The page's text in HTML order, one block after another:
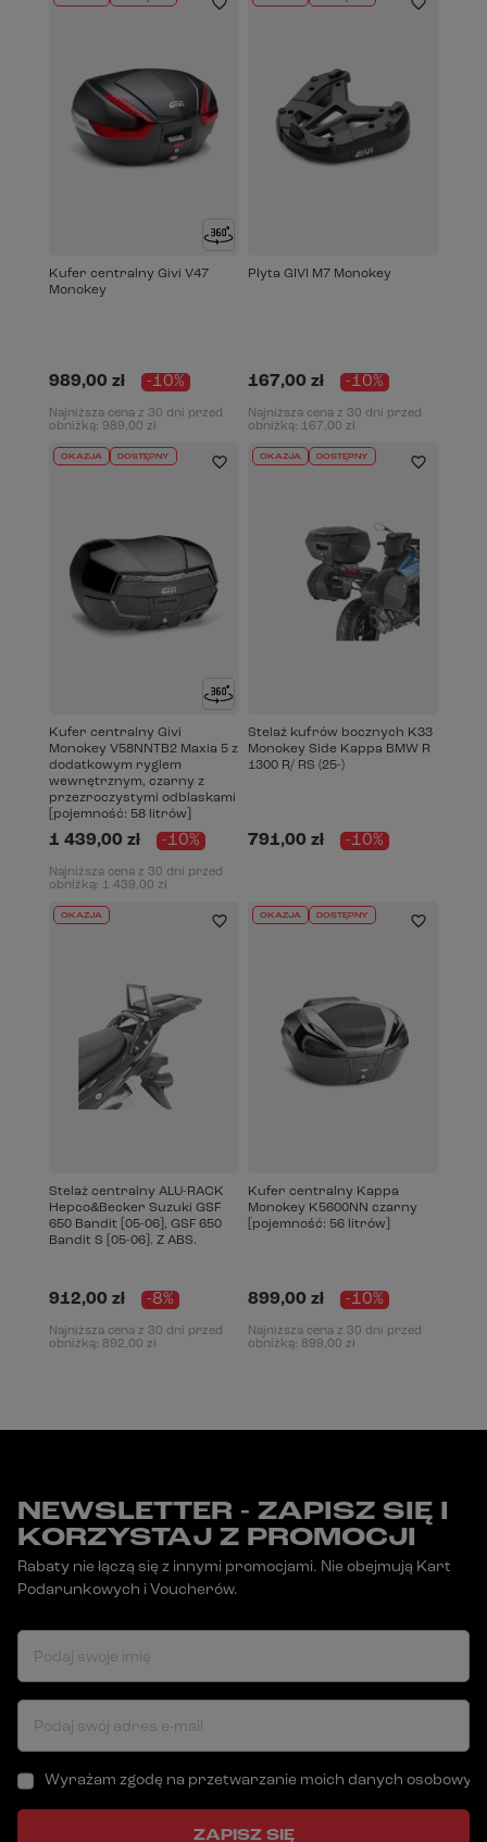
Kufer centralny Givi V47
Monokey
989,00 zł -10%
Najniższa cena z 30 dni przed
obniżką: 989,00 zł
Płyta GIVI M7 Monokey
167,00 zł -10%
Najniższa cena z 30 dni przed
obniżką: 167,00 zł
OKAZJA DOSTĘPNY
Kufer centralny Givi
Monokey V58NNTB2 Maxia 5 z
dodatkowym ryglem
wewnętrznym, czarny z
przezroczystymi odblaskami
[pojemność: 58 litrów]
1 439,00 zł -10%
Najniższa cena z 30 dni przed
obniżką: 1 439,00 zł
OKAZJA DOSTĘPNY
Stelaż kufrów bocznych K33
Monokey Side Kappa BMW R
1300 R/ RS (25-)
791,00 zł -10%
OKAZJA
Stelaż centralny ALU-RACK
Hepco&Becker Suzuki GSF
650 Bandit [05-06], GSF 650
Bandit S [05-06]. Z ABS.
912,00 zł -8%
Najniższa cena z 30 dni przed
obniżką: 892,00 zł
OKAZJA DOSTĘPNY
Kufer centralny Kappa
Monokey K5600NN czarny
[pojemność: 56 litrów]
899,00 zł -10%
Najniższa cena z 30 dni przed
obniżką: 899,00 zł
NEWSLETTER - ZAPISZ SIĘ I
KORZYSTAJ Z PROMOCJI
Rabaty nie łączą się z innymi promocjami. Nie obejmują Kart
Podarunkowych i Voucherów.
Podaj swoje imię
Podaj swój adres e-mail
Wyrażam zgodę na przetwarzanie moich danych
ZAPISZ SIĘ